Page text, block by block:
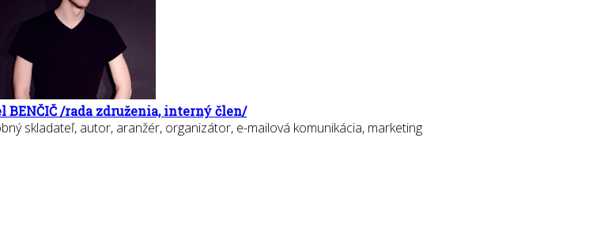
/rada združenia, interný člen/
skladateľ, autor, aranžér, organizátor, e-mailová komunikácia, marketing